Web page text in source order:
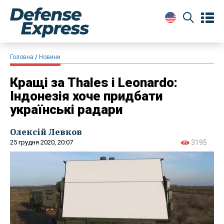
Головна Новини
Кращі за Thales і Leonardo:
Індонезія хоче придбати
українські радари
Олексій Левков
25 грудня 2020, 20:07 3195